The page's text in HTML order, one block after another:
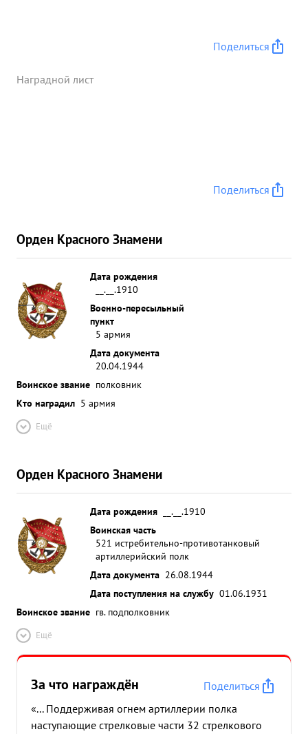
3 танка 2 бронемашины 2 артбатареи 7
минометов, 15 пулеметных точек, 3 автомашины
Ленина Сталина и Социалистической Родине. ...»
Поделиться
Наградной лист
Поделиться
Орден Красного Знамени
Дата рождения
__.__.1910
Военно-пересыльный
пункт
5 армия
Дата документа
20.04.1944
Воинское звание полковник
Кто наградил 5 армия
Ещё
Орден Красного Знамени
Дата рождения
__.__.1910
Воинская часть
521 истребительно-противотанковый
артиллерийский полк
Дата документа 26.08.1944
Дата поступления на службу 01.06.1931
Воинское звание гв. подполковник
Ещё
За что награждён
Поделиться
«... Поддерживая огнем артиллерии полка
наступающие стрелковые части 32 стрелкового